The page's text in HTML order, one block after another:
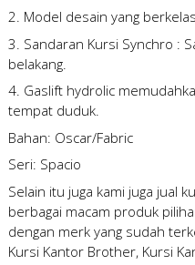
2. Model desain yang
3. Sandaran Kursi Synchro :
belakang.
4. Gaslift hydrolic
tempat duduk.
Bahan: Oscar/Fabric
Seri: Spacio
Selain itu juga kami juga jual
berbagai macam produk
dengan merk yang sudah
Kursi Kantor Brother, Kursi